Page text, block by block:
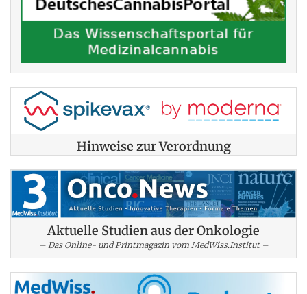
Hinweise zur Verordnung
Aktuelle Studien aus der Onkologie
– Das Online- und Printmagazin vom MedWiss.Institut –